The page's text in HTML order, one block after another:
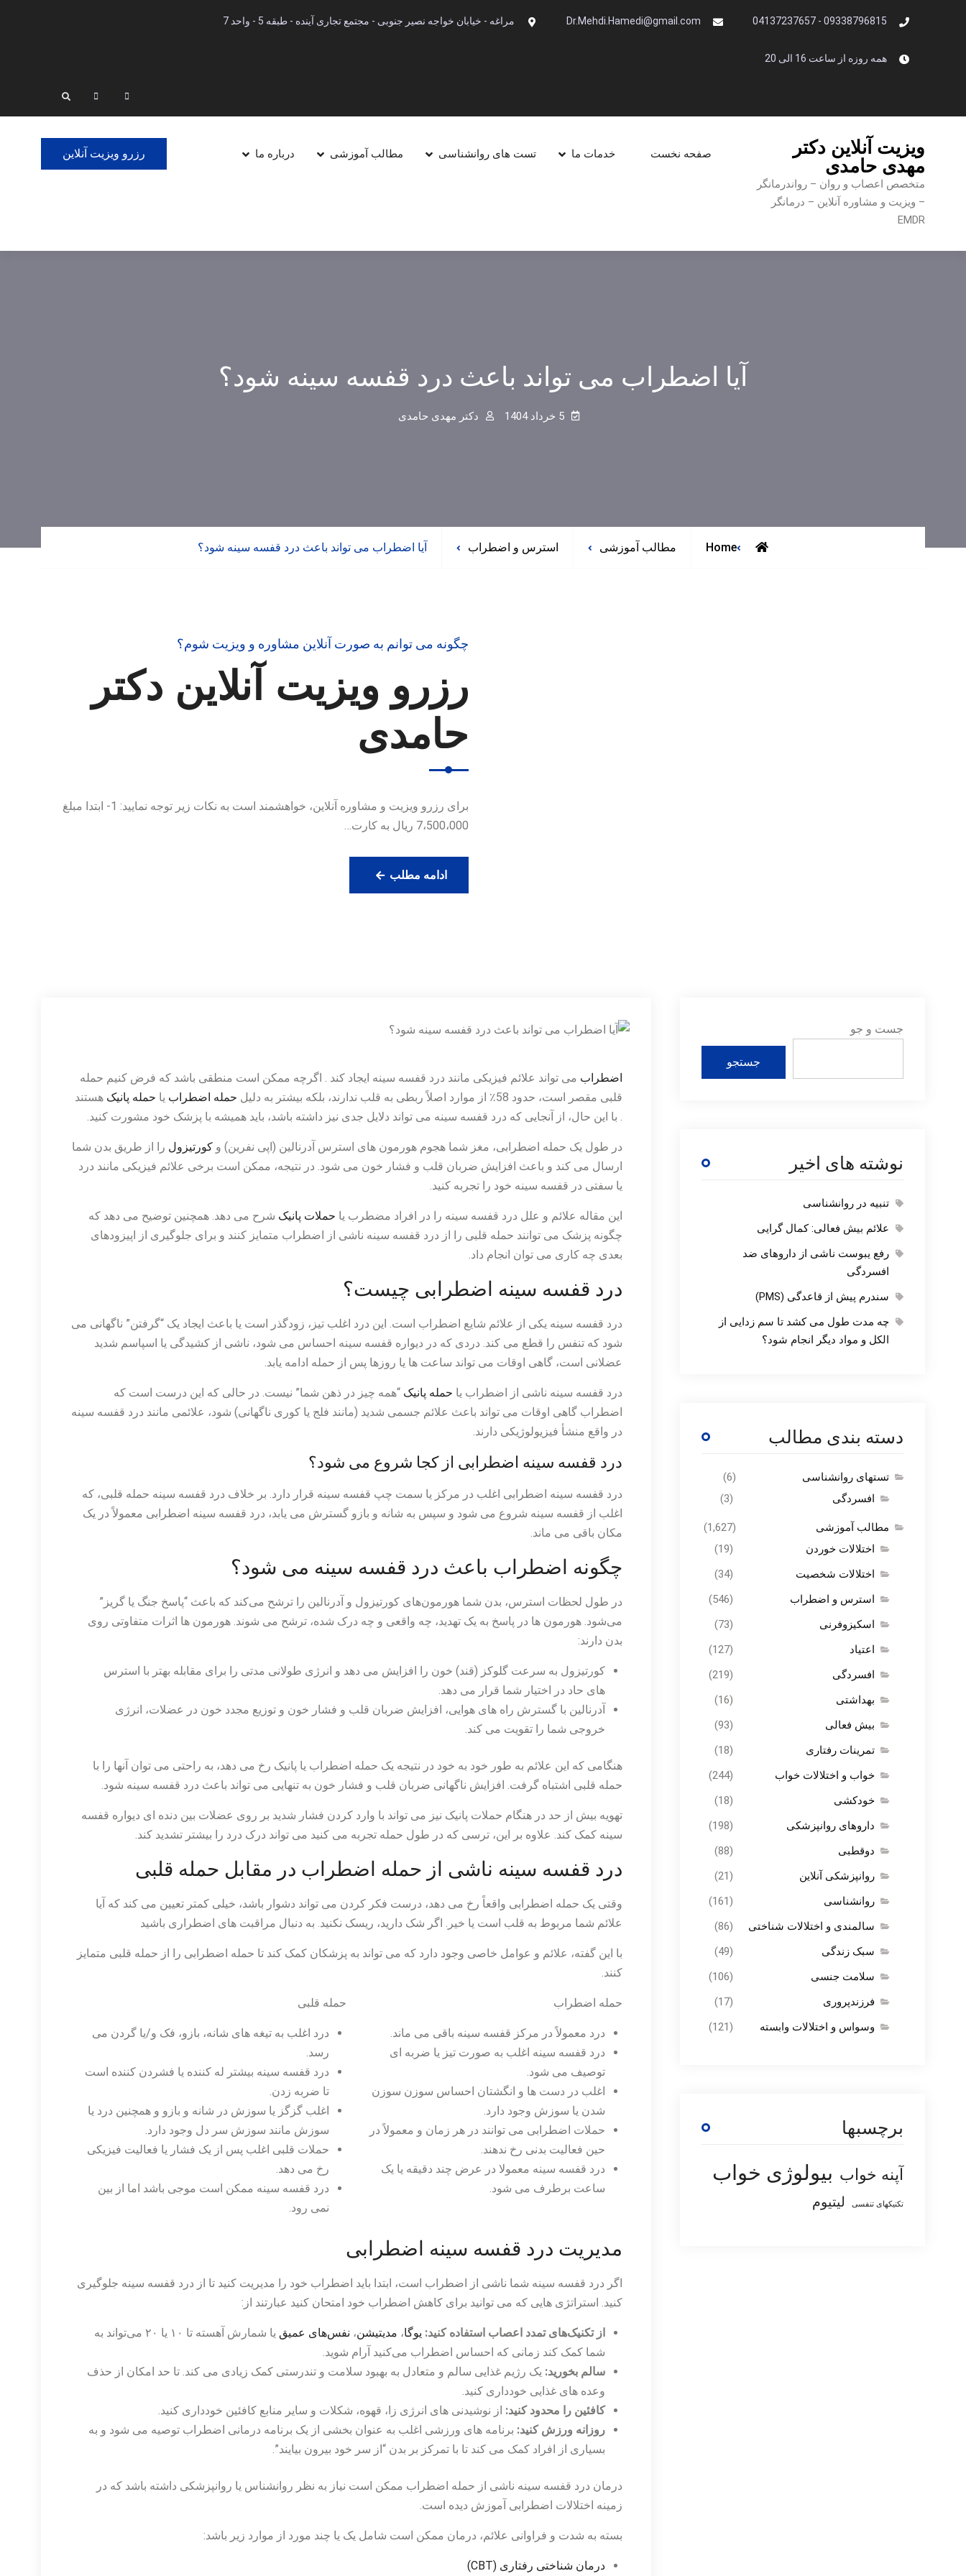
09338796815 - 04137237657
Dr.Mehdi.Hamedi@gmail.com مراغه - خیابان خواجه نصیر جنوبی - مجتمع تجاری آینده - طبقه 5 - واحد 7
همه روزه از ساعت 16 الی 20
Instagram
Linkedin
Search
ویزیت آنلاین دکتر
مهدی حامدی
متخصص اعصاب و روان – رواندرمانگر
– ویزیت و مشاوره آنلاین – درمانگر
EMDR
صفحه نخست خدمات ما تست های روانشناسی مطالب آموزشی درباره ما رزرو ویزیت آنلاین
آیا اضطراب می تواند باعث درد قفسه سینه شود؟
5 خرداد 1404 دکتر مهدی حامدی
Home مطالب آموزشی استرس و اضطراب آیا اضطراب می تواند باعث درد قفسه سینه شود؟
چگونه می توانم به صورت آنلاین مشاوره و ویزیت شوم؟
رزرو ویزیت آنلاین دکتر
حامدی
برای رزرو ویزیت و مشاوره آنلاین، خواهشمند است به نکات زیر توجه نمایید: 1- ابتدا مبلغ
7،500،000 ریال به کارت…
ادامه مطلب رزرو
ویزیت
اضطراب می تواند علائم فیزیکی مانند درد قفسه سینه ایجاد کند . اگرچه ممکن است منطقی باشد که فرض کنیم حمله
قلبی مقصر است، حدود 58٪ از موارد اصلاً ربطی به قلب ندارند، بلکه بیشتر به دلیل
حمله اضطراب یا حمله پانیک هستند
. با این حال، از آنجایی که درد قفسه سینه می تواند دلایل جدی نیز داشته باشد، باید همیشه با پزشک خود مشورت کنید.
در طول یک حمله اضطرابی، مغز شما هجوم هورمون های استرس آدرنالین (اپی نفرین) و کورتیزول را از طریق بدن شما
ارسال می کند و باعث افزایش ضربان قلب و فشار خون می شود. در نتیجه، ممکن است برخی علائم فیزیکی مانند درد
یا سفتی در قفسه سینه خود را تجربه کنید.
این مقاله علائم و علل درد قفسه سینه را در افراد مضطرب یا حملات پانیک شرح می دهد. همچنین توضیح می دهد که
چگونه پزشک می توانند حمله قلبی را از درد قفسه سینه ناشی از اضطراب متمایز کنند و برای جلوگیری از اپیزودهای
بعدی چه کاری می توان انجام داد.
درد قفسه سینه اضطرابی چیست؟
درد قفسه سینه یکی از علائم شایع اضطراب است. این درد اغلب تیز، زودگذر است یا باعث ایجاد یک “گرفتن” ناگهانی می
شود که تنفس را قطع می کند. دردی که در دیواره قفسه سینه احساس می شود، ناشی از کشیدگی یا اسپاسم شدید
عضلانی است، گاهی اوقات می تواند ساعت ها یا روزها پس از حمله ادامه یابد.
درد قفسه سینه ناشی از اضطراب یا حمله پانیک “همه چیز در ذهن شما” نیست. در حالی که این درست است که
اضطراب گاهی اوقات می تواند باعث علائم جسمی شدید (مانند فلج یا کوری ناگهانی) شود، علائمی مانند درد قفسه سینه
در واقع منشأ فیزیولوژیکی دارند.
درد قفسه سینه اضطرابی از کجا شروع می شود؟
درد قفسه سینه اضطرابی اغلب در مرکز یا سمت چپ قفسه سینه قرار دارد. بر خلاف درد قفسه سینه حمله قلبی، که
اغلب از قفسه سینه شروع می شود و سپس به شانه و بازو گسترش می یابد، درد قفسه سینه اضطرابی معمولاً در یک
مکان باقی می ماند.
چگونه اضطراب باعث درد قفسه سینه می شود؟
در طول لحظات استرس، بدن شما هورمون‌های کورتیزول و آدرنالین را ترشح می‌کند که باعث “پاسخ جنگ یا گریز”
می‌شود. هورمون ها در پاسخ به یک تهدید، چه واقعی و چه درک شده، ترشح می شوند. هورمون ها اثرات متفاوتی روی
بدن دارند:
کورتیزول به سرعت گلوکز (قند) خون را افزایش می دهد و انرژی طولانی مدتی را برای مقابله بهتر با استرس
های حاد در اختیار شما قرار می دهد.
آدرنالین با گسترش راه های هوایی، افزایش ضربان قلب و فشار خون و توزیع مجدد خون در عضلات، انرژی
خروجی شما را تقویت می کند.
هنگامی که این علائم به طور خود به خود در نتیجه یک حمله اضطراب یا پانیک رخ می دهد، به راحتی می توان آنها را با
حمله قلبی اشتباه گرفت. افزایش ناگهانی ضربان قلب و فشار خون به تنهایی می تواند باعث درد قفسه سینه شود.
تهویه بیش از حد در هنگام حملات پانیک نیز می تواند با وارد کردن فشار شدید بر روی عضلات بین دنده ای دیواره قفسه
سینه کمک کند. علاوه بر این، ترسی که در طول حمله تجربه می کنید می تواند درک درد را بیشتر تشدید کند.
درد قفسه سینه ناشی از حمله اضطراب در مقابل حمله قلبی
وقتی یک حمله اضطرابی واقعاً رخ می دهد، درست فکر کردن می تواند دشوار باشد، خیلی کمتر تعیین می کند که آیا
علائم شما مربوط به قلب است یا خیر. اگر شک دارید، ریسک نکنید. به دنبال مراقبت های اضطراری باشید
با این گفته، علائم و عوامل خاصی وجود دارد که می تواند به پزشکان کمک کند تا حمله اضطرابی را از حمله قلبی متمایز
کنند.
حمله اضطراب
درد معمولاً در مرکز قفسه سینه باقی می ماند.
درد قفسه سینه اغلب به صورت تیز یا ضربه ای
توصیف می شود.
اغلب در دست ها و انگشتان احساس سوزن سوزن
شدن یا سوزش وجود دارد.
حملات اضطرابی می توانند در هر زمان و معمولاً در
حین فعالیت بدنی رخ ندهند.
درد قفسه سینه معمولا در عرض چند دقیقه یا یک
ساعت برطرف می شود.
حمله قلبی
درد اغلب به تیغه های شانه، بازو، فک و/یا گردن می
رسد.
درد قفسه سینه بیشتر له کننده یا فشردن کننده است
تا ضربه زدن.
اغلب گزگز یا سوزش در شانه و بازو و همچنین درد یا
سوزش مانند سوزش سر دل وجود دارد.
حملات قلبی اغلب پس از یک فشار یا فعالیت فیزیکی
رخ می دهد.
درد قفسه سینه ممکن است موجی باشد اما از بین
نمی رود.
مدیریت درد قفسه سینه اضطرابی
اگر درد قفسه سینه شما ناشی از اضطراب است، ابتدا باید اضطراب خود را مدیریت کنید تا از درد قفسه سینه جلوگیری
کنید. استراتژی هایی که می توانید برای کاهش اضطراب خود امتحان کنید عبارتند از:
از تکنیک‌های تمدد اعصاب استفاده کنید: یوگا، مدیتیشن، نفس‌های عمیق
یا شمارش آهسته تا ۱۰ یا ۲۰ می‌تواند به
شما کمک کند زمانی که احساس اضطراب می‌کنید آرام شوید.
سالم بخورید: یک رژیم غذایی سالم و متعادل به بهبود سلامت و تندرستی کمک زیادی می کند. تا حد امکان از حذف
وعده های غذایی خودداری کنید.
کافئین را محدود کنید: از نوشیدنی های انرژی زا، قهوه، شکلات و سایر منابع کافئین خودداری کنید.
روزانه ورزش کنید: برنامه های ورزشی اغلب به عنوان بخشی از یک برنامه درمانی اضطراب توصیه می شود و به
بسیاری از افراد کمک می کند تا با تمرکز بر بدن “از سر خود بیرون بیایند”.
درمان درد قفسه سینه ناشی از حمله اضطراب ممکن است نیاز به نظر روانشناس یا روانپزشکی داشته باشد که در
زمینه اختلالات اضطرابی آموزش دیده است.
بسته به شدت و فراوانی علائم، درمان ممکن است شامل یک یا چند مورد از موارد زیر باشد:
درمان شناختی رفتاری (CBT)
جست و جو
جستجو
نوشته های اخیر
تنبیه در روانشناسی
علائم بیش فعالی: کمال گرایی
رفع یبوست ناشی از داروهای ضد
افسردگی
سندرم پیش از قاعدگی (PMS)
چه مدت طول می کشد تا سم زدایی از
الکل و مواد دیگر انجام شود؟
دسته بندی مطالب
تستهای روانشناسی
(6)
افسردگی
(3)
مطالب آموزشی
(1,627)
اختلالات خوردن
(19)
اختلالات شخصیت
(34)
استرس و اضطراب
(546)
اسکیزوفرنی
(73)
اعتیاد
(127)
افسردگی
(219)
بهداشتی
(16)
بیش فعالی
(93)
تمرینات رفتاری
(18)
خواب و اختلالات خواب
(244)
خودکشی
(18)
داروهای روانپزشکی
(198)
دوقطبی
(88)
روانپزشکی آنلاین
(21)
روانشناسی
(161)
سالمندی و اختلالات شناختی
(86)
سبک زندگی
(49)
سلامت جنسی
(106)
فرزندپروری
(17)
وسواس و اختلالات وابسته
(121)
برچسبها
آپنه خواب بیولوژی خواب
تکنیکهای تنفسی لیتیوم